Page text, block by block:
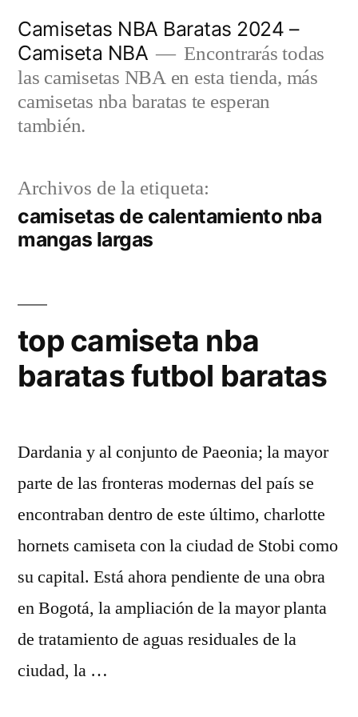
contenido
Camisetas NBA Baratas 2024 –
Camiseta NBA
Encontrarás todas
las camisetas NBA en esta tienda, más
camisetas nba baratas te esperan
también.
Archivos de la etiqueta:
camisetas de calentamiento nba
mangas largas
top camiseta nba
baratas futbol baratas
Dardania y al conjunto de Paeonia; la mayor
parte de las fronteras modernas del país se
encontraban dentro de este último, charlotte
hornets camiseta con la ciudad de Stobi como
su capital. Está ahora pendiente de una obra
en Bogotá, la ampliación de la mayor planta
de tratamiento de aguas residuales de la
ciudad, la …